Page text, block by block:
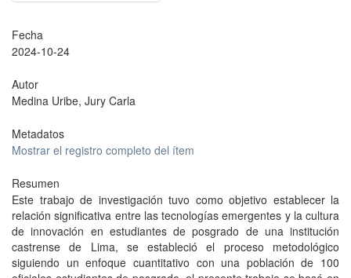
Fecha
2024-10-24
Autor
Medina Uribe, Jury Carla
Metadatos
Mostrar el registro completo del ítem
Resumen
Este trabajo de investigación tuvo como objetivo establecer la
relación significativa entre las tecnologías emergentes y la cultura
de innovación en estudiantes de posgrado de una institución
castrense de Lima, se estableció el proceso metodológico
siguiendo un enfoque cuantitativo con una población de 100